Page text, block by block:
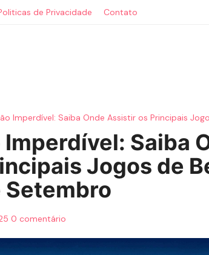
de Privacidade Contato
Imperdível: Saiba Onde Assistir os Principais
Saiba
Jogos de
Setembro
0 comentário